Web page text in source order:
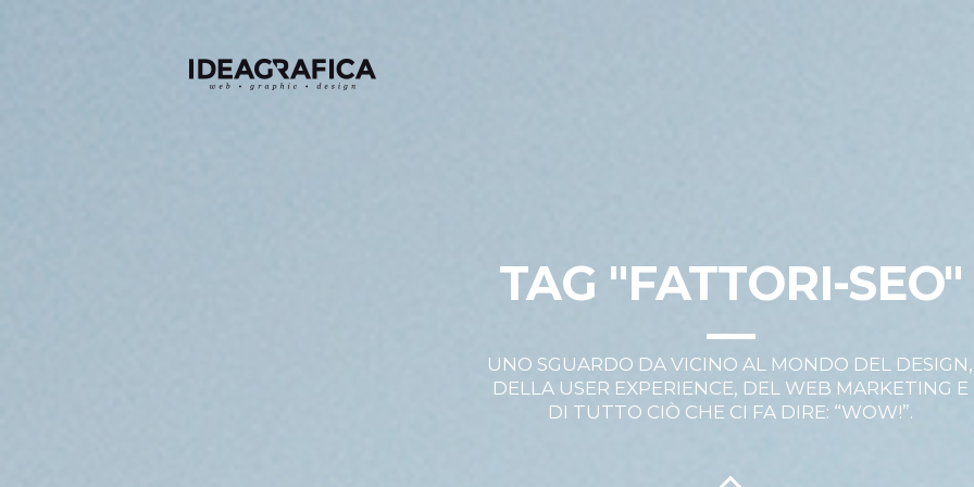
TAG "FATTORI-SEO"
UNO SGUARDO DA VICINO AL MONDO DEL DESIGN,
DELLA USER EXPERIENCE, DEL WEB MARKETING E
DI TUTTO CIÒ CHE CI FA DIRE: “WOW!”.